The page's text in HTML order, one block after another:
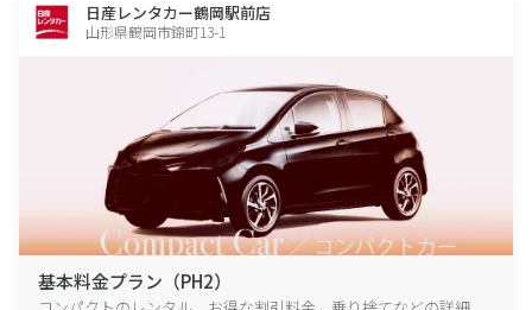
日産レンタカー鶴岡駅前店
山形県鶴岡市錦町13-1
基本料金プラン（PH2）